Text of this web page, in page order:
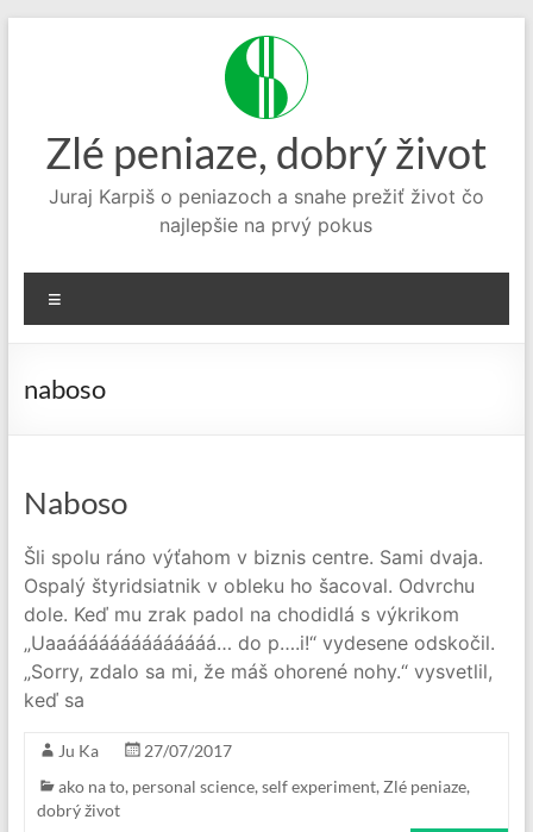
Zlé peniaze, dobrý život
Juraj Karpiš o peniazoch a snahe prežiť život čo
najlepšie na prvý pokus
naboso
Naboso
Šli spolu ráno výťahom v biznis centre. Sami dvaja.
Ospalý štyridsiatnik v obleku ho šacoval. Odvrchu
dole. Keď mu zrak padol na chodidlá s výkrikom
„Uaaáááááááááááááá… do p….i!“ vydesene odskočil.
„Sorry, zdalo sa mi, že máš ohorené nohy.“ vysvetlil,
keď sa
Ju Ka
27/07/2017
ako na to, personal science, self experiment, Zlé peniaze,
dobrý život